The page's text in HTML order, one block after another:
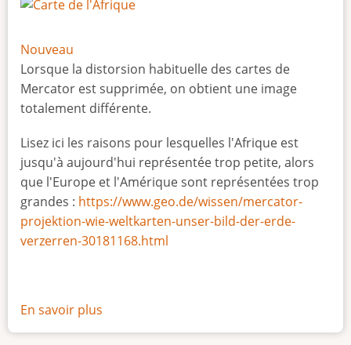
Nouveau
Lorsque la distorsion habituelle des cartes de
Mercator est supprimée, on obtient une image
totalement différente.
Lisez ici les raisons pour lesquelles l'Afrique est
jusqu'à aujourd'hui représentée trop petite, alors
que l'Europe et l'Amérique sont représentées trop
grandes : https://www.geo.de/wissen/mercator-
projektion-wie-weltkarten-unser-bild-der-erde-
verzerren-30181168.html
En savoir plus
La